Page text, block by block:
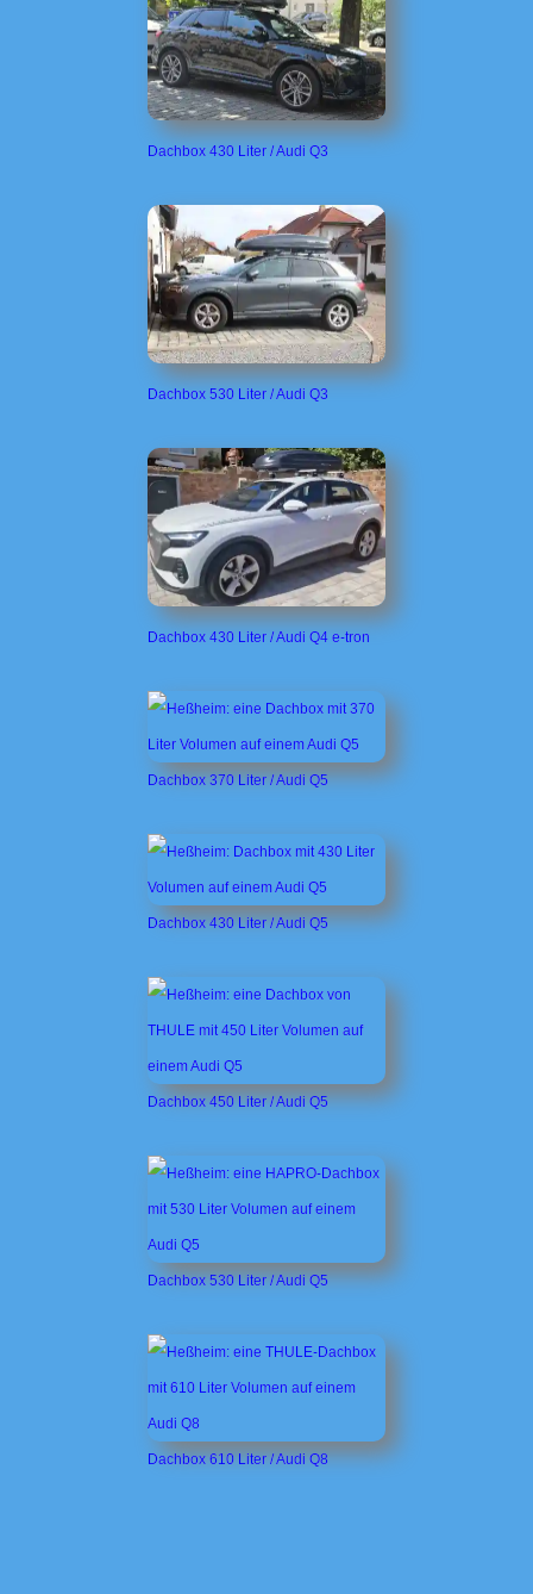
Dachbox 430 Liter / Audi Q3
Dachbox 530 Liter / Audi Q3
Dachbox 430 Liter / Audi Q4 e-tron
Dachbox 370 Liter / Audi Q5
Dachbox 430 Liter / Audi Q5
Dachbox 450 Liter / Audi Q5
Dachbox 530 Liter / Audi Q5
Dachbox 610 Liter / Audi Q8